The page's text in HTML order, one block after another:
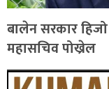
बालेन सरकार
महासचिव पोख्रेल